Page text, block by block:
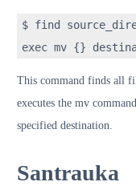
$ find
exec mv {}
This command finds all
executes the mv
specified destination.
Santrauka